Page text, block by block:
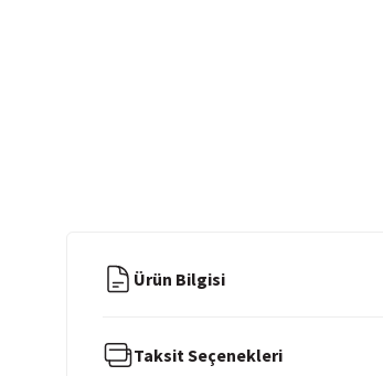
Ürün Bilgisi
Taksit Seçenekleri